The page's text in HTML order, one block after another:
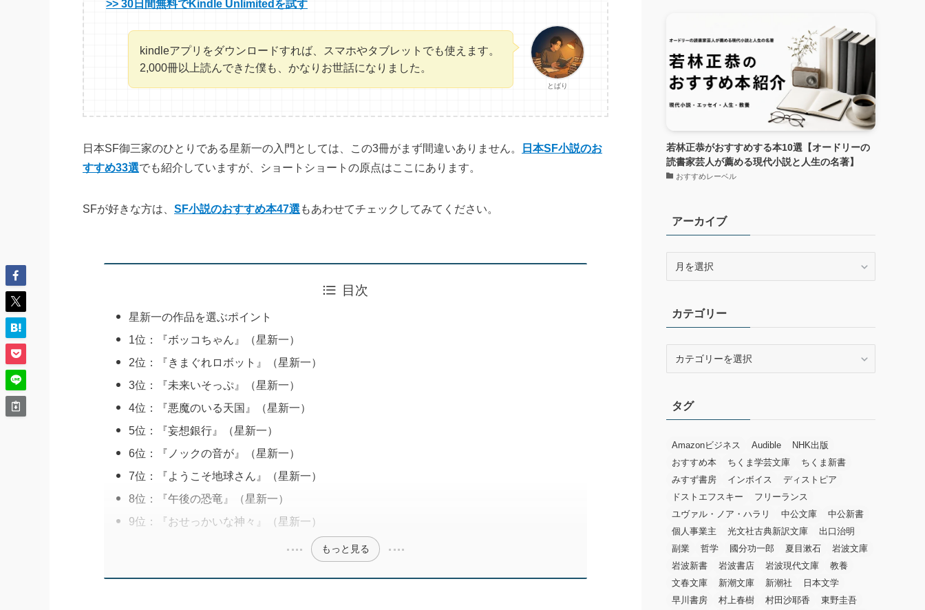
>> 30日間無料でKindle Unlimitedを試す
とばり
kindleアプリをダウンロードすれば、スマホやタブレットでも使えます。
2,000冊以上読んできた僕も、かなりお世話になりました。
日本SF御三家のひとりである星新一の入門としては、この3冊がまず間違いありません。
日本SF小説のお
すすめ33選でも紹介していますが、ショートショートの原点はここにあります。
SFが好きな方は、 SF小説のおすすめ本47選 もあわせてチェックしてみてください。
目次
星新一の作品を選ぶポイント
1位：『ボッコちゃん』（星新一）
2位：『きまぐれロボット』（星新一）
3位：『未来いそっぷ』（星新一）
4位：『悪魔のいる天国』（星新一）
5位：『妄想銀行』（星新一）
6位：『ノックの音が』（星新一）
7位：『ようこそ地球さん』（星新一）
8位：『午後の恐竜』（星新一）
9位：『おせっかいな神々』（星新一）
もっと見る
若林正恭がおすすめする本10選【オードリーの
読書家芸人が薦める現代小説と人生の名著】
おすすめレーベル
アーカイブ
ブカテゴリー
ータグ
Amazonビジネス Audible
NHK出版
おすすめ本
ちくま学芸文庫
ちくま新書
みすず書房
インボイス
ディストピア
ドストエフスキー
フリーランス
ユヴァル・ノア・ハラリ
中公文庫
中公新書
個人事業主
光文社古典新訳文庫
出口治明
副業
哲学 國分功一郎 夏目漱石
岩波文庫
岩波新書
岩波書店 岩波現代文庫
教養
文春文庫
新潮文庫 新潮社
日本文学
早川書房
村上春樹 村田沙耶香
東野圭吾